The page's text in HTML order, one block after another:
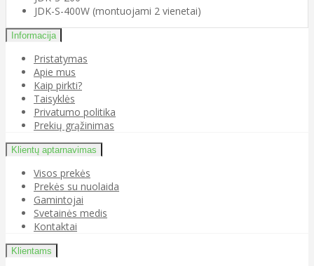
JDK-S-400W (montuojami 2 vienetai)
Informacija
Pristatymas
Apie mus
Kaip pirkti?
Taisyklės
Privatumo politika
Prekių grąžinimas
Klientų aptarnavimas
Visos prekės
Prekės su nuolaida
Gamintojai
Svetainės medis
Kontaktai
Klientams